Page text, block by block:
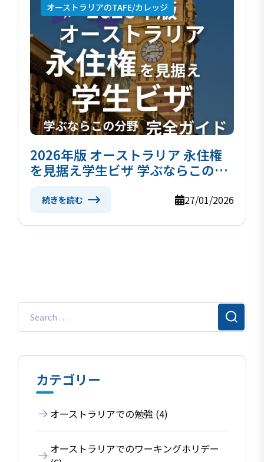
オーストラリアのTAFE/カレッジ
2026年版 オーストラリア 永住権
を見据え学生ビザ 学ぶならこの分
続きを読む 27/01/2026
カテゴリー
オーストラリアでの勉強 (4)
オーストラリアでのワーキングホリデー